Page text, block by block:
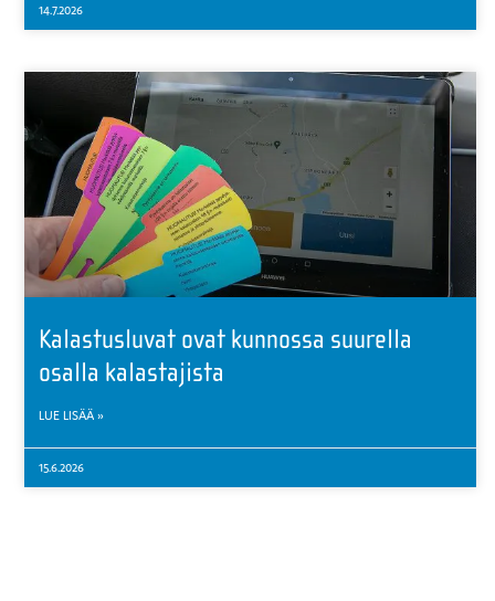
14.7.2026
Kalastusluvat ovat kunnossa suurella
osalla kalastajista
LUE LISÄÄ »
15.6.2026